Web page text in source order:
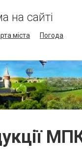
на сайті
міста
Погода